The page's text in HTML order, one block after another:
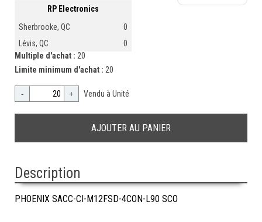
RP Electronics
Sherbrooke, QC
0
Lévis, QC
0
Multiple d'achat : 20
Limite minimum d'achat : 20
- + Vendu à Unité
Description
PHOENIX SACC-CI-M12FSD-4CON-L90 SCO